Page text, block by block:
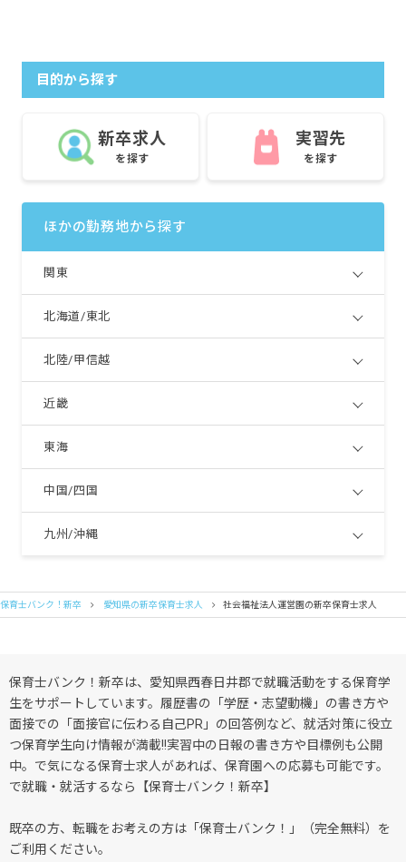
目的から探す
新卒求人
を探す
実習先
を探す
ほかの勤務地から探す
関東
北海道/東北
北陸/甲信越
近畿
東海
中国/四国
九州/沖縄
保育士バンク！新卒 愛知県の新卒保育士求人 社会福祉法人運営園の新卒保育士求人
保育士バンク！新卒は、愛知県西春日井郡で就職活動をする保育学
生をサポートしています。履歴書の「学歴・志望動機」の書き方や
面接での「面接官に伝わる自己PR」の回答例など、就活対策に役立
つ保育学生向け情報が満載!!実習中の日報の書き方や目標例も公開
中。で気になる保育士求人があれば、保育園への応募も可能です。
で就職・就活するなら【保育士バンク！新卒】
既卒の方、転職をお考えの方は「保育士バンク！」（完全無料）を
ご利用ください。